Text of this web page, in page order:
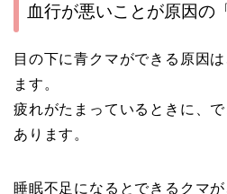
血行が悪いことが原因の
目の下に青クマができる原因
ます。
疲れがたまっているときに、
あります。
睡眠不足になるとできるクマが